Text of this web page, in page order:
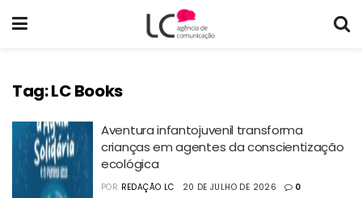
Tag:LC Books
Aventura infantojuvenil transforma
crianças em agentes da conscientização
ecológica
POR REDAÇÃO LC 20 DE JULHO DE 2026 0